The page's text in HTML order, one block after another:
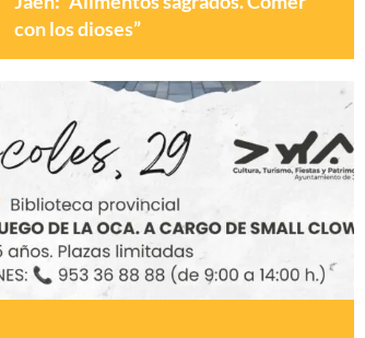
con los dioses”